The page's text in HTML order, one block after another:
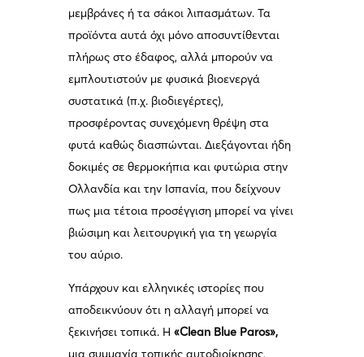
μεμβράνες ή τα σάκοι λιπασμάτων. Τα
προϊόντα αυτά όχι μόνο αποσυντίθενται
πλήρως στο έδαφος, αλλά μπορούν να
εμπλουτιστούν με φυσικά βιοενεργά
συστατικά (π.χ. βιοδιεγέρτες),
προσφέροντας συνεχόμενη θρέψη στα
φυτά καθώς διασπώνται. Διεξάγονται ήδη
δοκιμές σε θερμοκήπια και φυτώρια στην
Ολλανδία και την Ισπανία, που δείχνουν
πως μια τέτοια προσέγγιση μπορεί να γίνει
βιώσιμη και λειτουργική για τη γεωργία
του αύριο.
Υπάρχουν και ελληνικές ιστορίες που
αποδεικνύουν ότι η αλλαγή μπορεί να
ξεκινήσει τοπικά. Η«Clean Blue Paros»,
μια συμμαχία τοπικής αυτοδιοίκησης,